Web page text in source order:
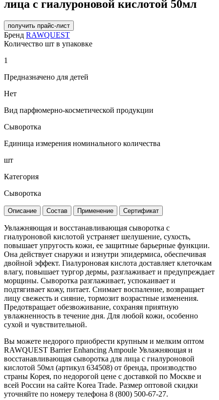
лица с гиалуроновой кислотой 50мл
получить прайс-лист
Бренд RAWQUEST
Количество шт в упаковке
1
Предназначено для детей
Нет
Вид парфюмерно-косметической продукции
Сыворотка
Единица измерения номинального количества
шт
Категория
Сыворотка
Описание Состав Применение Сертификат
Увлажняющая и восстанавливающая сыворотка с
гиалуроновой кислотой устраняет шелушение, сухость,
повышает упругость кожи, ее защитные барьерные функции.
Она действует снаружи и изнутри эпидермиса, обеспечивая
двойной эффект. Гиалуроновая кислота доставляет клеточкам
влагу, повышает тургор дермы, разглаживает и предупреждает
морщины. Сыворотка разглаживает, успокаивает и
подтягивает кожу, питает. Снимает воспаление, возвращает
лицу свежесть и сияние, тормозит возрастные изменения.
Предотвращает обезвоживание, сохраняя приятную
увлажненность в течение дня. Для любой кожи, особенно
сухой и чувствительной.
Вы можете недорого приобрести крупным и мелким оптом
RAWQUEST Barrier Enhancing Ampoule Увлажняющая и
восстанавливающая сыворотка для лица с гиалуроновой
кислотой 50мл (артикул 634508) от бренда, производство
страны Корея, по недорогой цене с доставкой по Москве и
всей России на сайте Korea Trade. Размер оптовой скидки
уточняйте по номеру телефона 8 (800) 500-67-27.